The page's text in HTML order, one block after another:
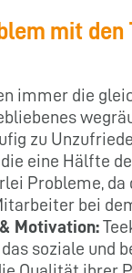
mit
immer die
zu
eine Hälfte
Probleme,
bei
Motivation:
soziale und